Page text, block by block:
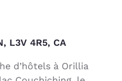
L3V 4R5, CA
d’hôtels à Orillia